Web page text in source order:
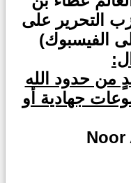
التحرير على
الفيسبوك)
من حدود الله
جهادية أو